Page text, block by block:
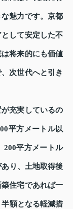
魅力です。京都
して安定した不
将来的にも価値
次世代へと引き
充実しているの
平方メートル以
200平方メートル
り、土地取得後
住宅であれば一
額となる軽減措